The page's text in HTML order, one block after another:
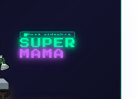
Nová videohra
SUPER
MAMA